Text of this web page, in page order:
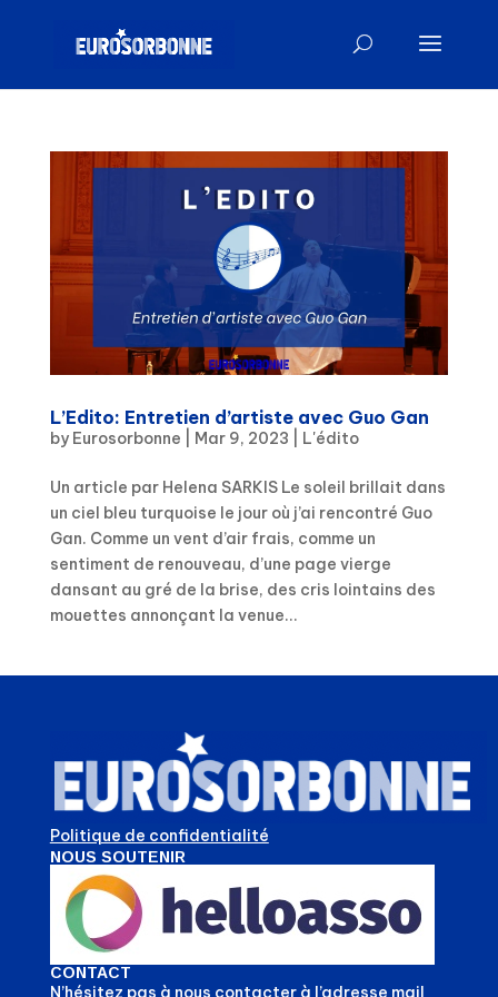
L’Edito: Entretien d’artiste avec Guo Gan
by Eurosorbonne Mar 9, 2023 L'édito
Un article par Helena SARKIS Le soleil brillait dans
un ciel bleu turquoise le jour où j’ai rencontré Guo
Gan. Comme un vent d’air frais, comme un
sentiment de renouveau, d’une page vierge
dansant au gré de la brise, des cris lointains des
mouettes annonçant la venue...
Politique de confidentialité
NOUS SOUTENIR
CONTACT
N’hésitez pas à nous contacter à l’adresse mail